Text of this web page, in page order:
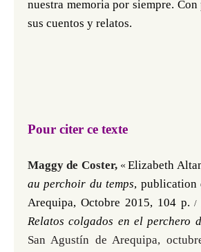
nuestra memoria por siempre.
sus cuentos y relatos.
Pour citer ce texte
Maggy de Coster, « Elizabeth
au perchoir du temps, publication
Arequipa, Octobre 2015, 104 p. /
Relatos colgados en el perchero
San Agustín de Arequipa,